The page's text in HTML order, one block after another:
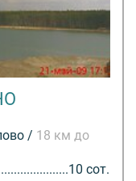
/ 18 км до
10 сот.